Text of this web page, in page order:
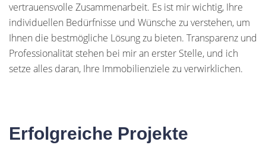
vertrauensvolle Zusammenarbeit. Es ist mir wichtig, Ihre
individuellen Bedürfnisse und Wünsche zu verstehen, um
Ihnen die bestmögliche Lösung zu bieten. Transparenz und
Professionalität stehen bei mir an erster Stelle, und ich
setze alles daran, Ihre Immobilienziele zu verwirklichen.
Erfolgreiche Projekte